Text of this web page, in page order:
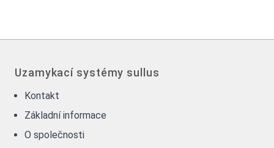
Uzamykací systémy sullus
Kontakt
Základní informace
O společnosti